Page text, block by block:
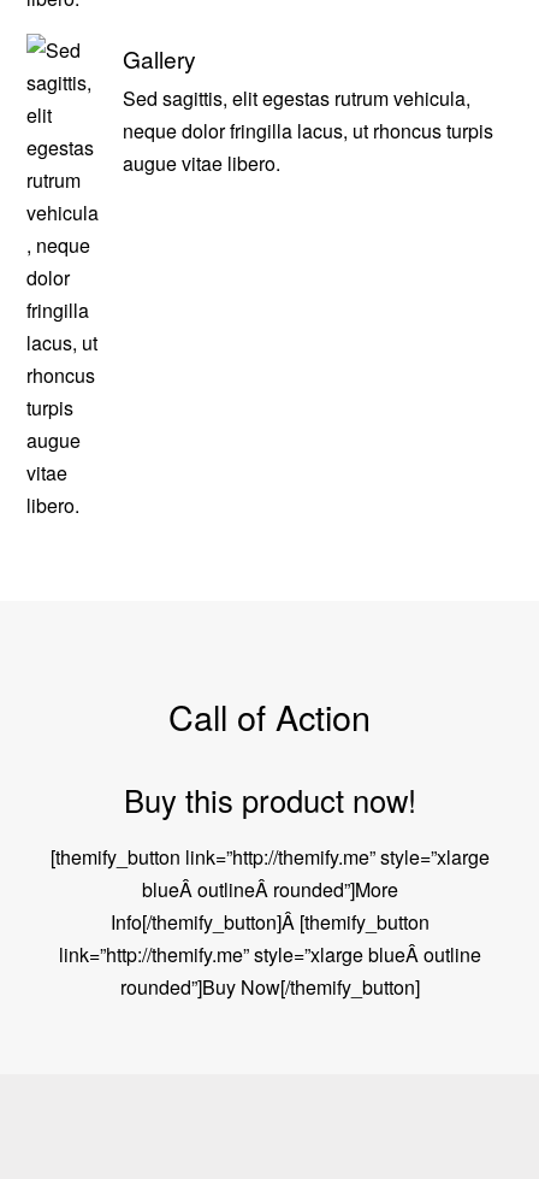
Gallery
Sed sagittis, elit egestas rutrum vehicula,
neque dolor fringilla lacus, ut rhoncus turpis
augue vitae libero.
Call of Action
Buy this product now!
[themify_button link=”http://themify.me” style=”xlarge
blueÂ outlineÂ rounded”]More
Info[/themify_button]Â [themify_button
link=”http://themify.me” style=”xlarge blueÂ outline
rounded”]Buy Now[/themify_button]